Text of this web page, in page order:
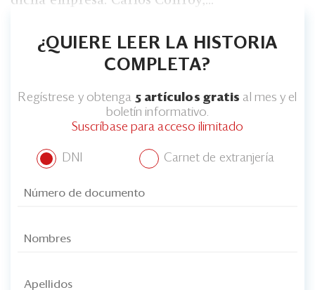
¿QUIERE LEER LA HISTORIA
COMPLETA?
Regístrese y obtenga 5 artículos gratis al mes y el
boletín informativo.
Suscríbase para acceso ilimitado
DNI Carnet de extranjería